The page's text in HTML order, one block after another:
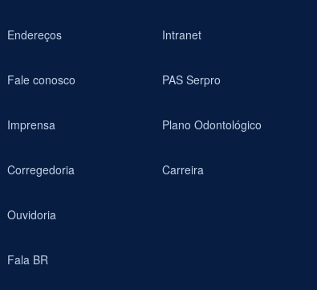
Endereços
Fale conosco
Imprensa
Corregedoria
Ouvidoria
Fala BR
Intranet
PAS Serpro
Plano Odontológico
Carreira